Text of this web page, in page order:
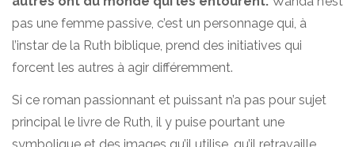
pas une femme passive, c’est un personnage qui, à
l’instar de la Ruth biblique, prend des initiatives qui
forcent les autres à agir différemment.
Si ce roman passionnant et puissant n’a pas pour sujet
principal le livre de Ruth, il y puise pourtant une